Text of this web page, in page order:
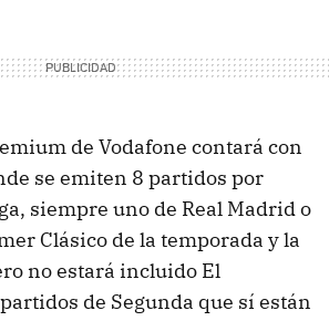
de Vodafone contará con
se emiten 8 partidos por
siempre uno de Real Madrid o
Clásico de la temporada y la
no estará incluido El
de Segunda que sí están